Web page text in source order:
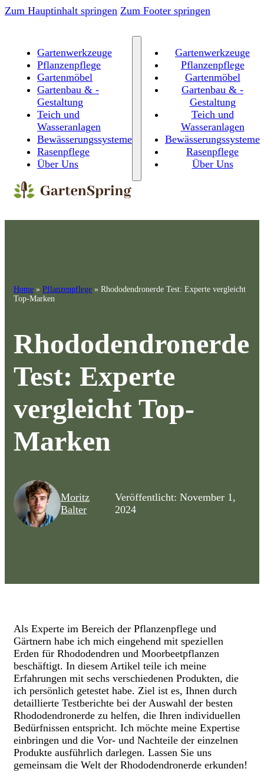
Zum Hauptinhalt springen Zum Footer springen
Gartenwerkzeuge
Pflanzenpflege
Gartenmöbel
Gartenbau & -
Gestaltung
Teich und
Wasseranlagen
Bewässerungssysteme
Rasenpflege
Über Uns
Gartenwerkzeuge
Pflanzenpflege
Gartenmöbel
Gartenbau & -
Gestaltung
Teich und
Wasseranlagen
Bewässerungssysteme
Rasenpflege
Über Uns
Home » Pflanzenpflege » Rhododendronerde Test: Experte vergleicht
Top-Marken
Rhododendronerde
Test: Experte
vergleicht Top-
Marken
Moritz
Balter
Veröffentlicht: November 1,
2024
Als Experte im Bereich der Pflanzenpflege und
Gärtnern habe ich mich eingehend mit speziellen
Erden für Rhododendren und Moorbeetpflanzen
beschäftigt. In diesem Artikel teile ich meine
Erfahrungen mit sechs verschiedenen Produkten, die
ich persönlich getestet habe. Ziel ist es, Ihnen durch
detaillierte Testberichte bei der Auswahl der besten
Rhododendronerde zu helfen, die Ihren individuellen
Bedürfnissen entspricht. Ich möchte meine Expertise
einbringen und die Vor- und Nachteile der einzelnen
Produkte ausführlich darlegen. Lassen Sie uns
gemeinsam die Welt der Rhododendronerde erkunden!